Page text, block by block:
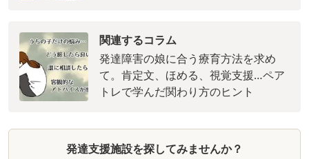
関連するコラム
発達障害の娘に合う療育方法を求め
て。肯定文、ほめる、視覚支援…ペア
トレで学んだ関わり方のヒント
発達支援施設を探してみませんか？